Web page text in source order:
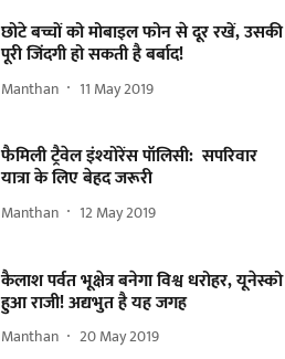
छोटे बच्चों को मोबाइल फोन से दूर रखें, उसकी
पूरी जिंदगी हो सकती है बर्बाद!
Manthan 11 May 2019
फैमिली ट्रैवेल इंश्योरेंस पॉलिसी: सपरिवार
यात्रा के लिए बेहद जरूरी
Manthan 12 May 2019
कैलाश पर्वत भूक्षेत्र बनेगा विश्व धरोहर, यूनेस्को
हुआ राजी! अद्यभुत है यह जगह
Manthan 20 May 2019